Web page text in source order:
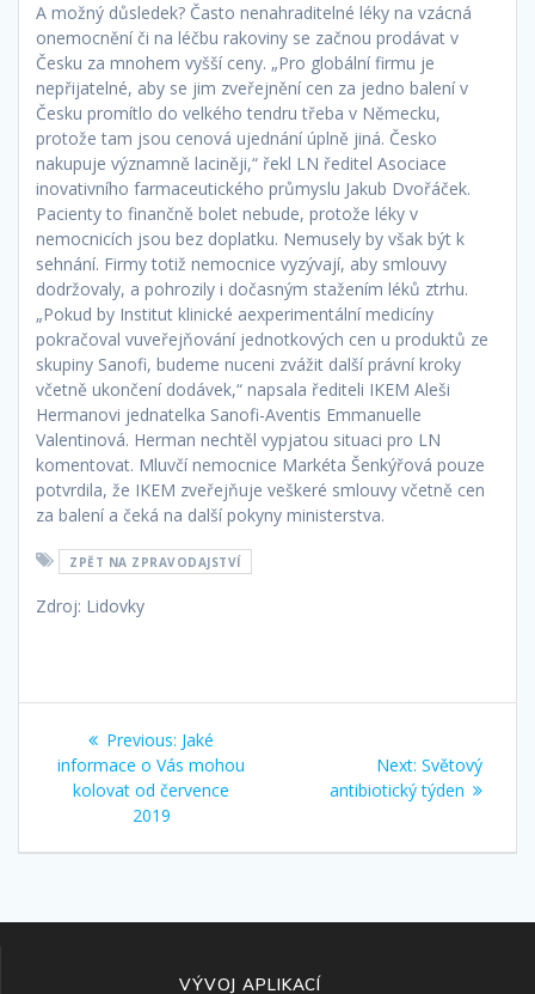
A možný důsledek? Často nenahraditelné léky na vzácná
onemocnění či na léčbu rakoviny se začnou prodávat v
Česku za mnohem vyšší ceny. „Pro globální firmu je
nepřijatelné, aby se jim zveřejnění cen za jedno balení v
Česku promítlo do velkého tendru třeba v Německu,
protože tam jsou cenová ujednání úplně jiná. Česko
nakupuje významně laciněji,“ řekl LN ředitel Asociace
inovativního farmaceutického průmyslu Jakub Dvořáček.
Pacienty to finančně bolet nebude, protože léky v
nemocnicích jsou bez doplatku. Nemusely by však být k
sehnání. Firmy totiž nemocnice vyzývají, aby smlouvy
dodržovaly, a pohrozily i dočasným stažením léků z­trhu.
„Pokud by Institut klinické a­experimentální medicíny
pokračoval v­uveřejňování jednotkových cen u produktů ze
skupiny Sanofi, budeme nuceni zvážit další právní kroky
včetně ukončení dodávek,“ napsala řediteli IKEM Aleši
Hermanovi jednatelka Sanofi-Aventis Emmanuelle
Valentinová. Herman nechtěl vypjatou situaci pro LN
komentovat. Mluvčí nemocnice Markéta Šenkýřová pouze
potvrdila, že IKEM zveřejňuje veškeré smlouvy včetně cen
za balení a čeká na další pokyny ministerstva.
ZPĚT NA ZPRAVODAJSTVÍ
Zdroj: Lidovky
Navigace
pro
příspěvek
Previous: Previous
post:
Jaké
informace o Vás mohou
kolovat od července
2019
Next: Next
post:
Světový
antibiotický týden
VÝVOJ APLIKACÍ